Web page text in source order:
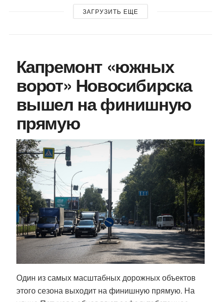
ЗАГРУЗИТЬ ЕЩЕ
Капремонт «южных
ворот» Новосибирска
вышел на финишную
прямую
Один из самых масштабных дорожных объектов
этого сезона выходит на финишную прямую. На